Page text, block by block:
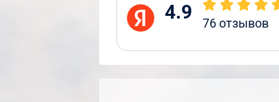
4.9 76отзывов